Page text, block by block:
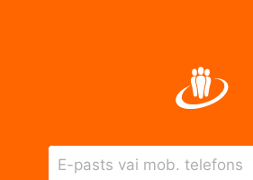
E-pasts vai mob. telefons